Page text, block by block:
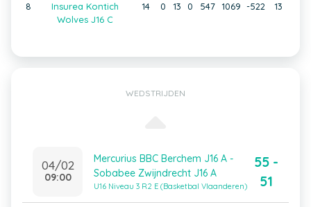
8
Insurea Kontich
Wolves J16 C
14 0 13 0 547 1069 -522 13
WEDSTRIJDEN
04/02
09:00
Mercurius BBC Berchem J16 A -
Sobabee Zwijndrecht J16 A
U16 Niveau 3 R2 E (Basketbal Vlaanderen)
55 -
51